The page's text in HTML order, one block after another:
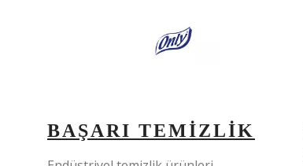
BAŞARI TEMİZLİK